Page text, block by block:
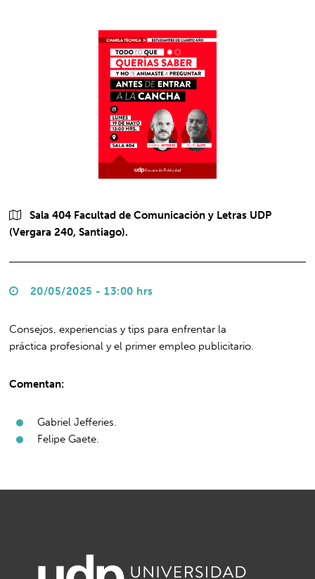
Sala 404 Facultad de Comunicación y Letras UDP
(Vergara 240, Santiago).
20/05/2025 - 13:00 hrs
Consejos, experiencias y tips para enfrentar la
práctica profesional y el primer empleo publicitario.
Comentan:
Gabriel Jefferies.
Felipe Gaete.